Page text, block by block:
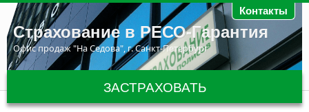
Перейти к основному содержанию Контакты
Страхование в РЕСО-Гарантия
Офис продаж "На Седова", г. Санкт-Петербург
ЗАСТРАХОВАТЬ